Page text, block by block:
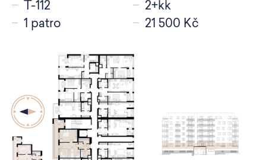
T-112
2+kk
1 patro
21 500 Kč